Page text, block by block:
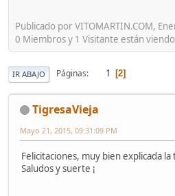
Publicado por VITOMARTIN.COM,
0 Miembros y 1 Visitante están
IR ABAJO Páginas 1 2
TigresaVieja
Mayo 21, 2015, 09:31:09 PM
Felicitaciones, muy bien explicada
Saludos y suerte ¡